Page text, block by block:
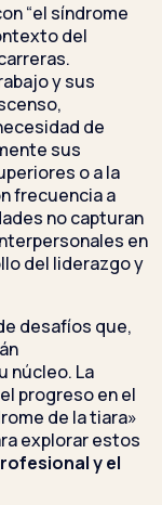
“el síndrome
del
y sus
de
sus
o a la
frecuencia a
no capturan
en
del liderazgo y
desafíos que,
núcleo. La
progreso en el
de la tiara»
explorar estos
y el